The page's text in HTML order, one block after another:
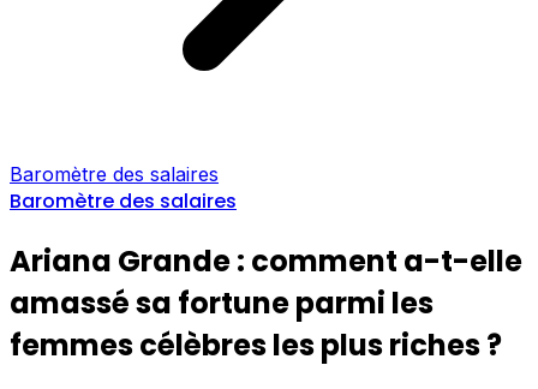
Baromètre des salaires
Baromètre des salaires
Ariana Grande : comment a-t-elle
amassé sa fortune parmi les
femmes célèbres les plus riches ?